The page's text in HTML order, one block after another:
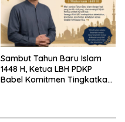
Sambut Tahun Baru Islam
1448 H, Ketua LBH PDKP
Babel Komitmen Tingkatkan